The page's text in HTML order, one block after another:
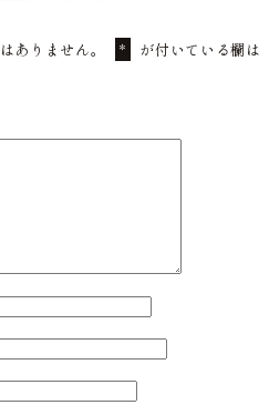
ありません。 *
が付いている欄は